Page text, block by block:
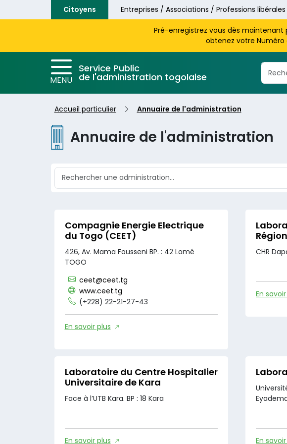
Aller au contenu principal
Citoyens Entreprises / Associations / Professions libérales
Pré-enregistrez vous dès
obtenez votre
MENU
Service Public
de l'administration togolaise
Accueil particulier Annuaire de l'administration
Annuaire de l'administration
Compagnie Energie Electrique
du Togo (CEET)
426, Av. Mama Fousseni BP. : 42 Lomé
TOGO
ceet@ceet.tg
www.ceet.tg
(+228) 22-21-27-43
En savoir plus
CHR
En
Laboratoire du Centre Hospitalier
Universitaire de Kara
Face à l’UTB Kara. BP : 18 Kara
En savoir plus En